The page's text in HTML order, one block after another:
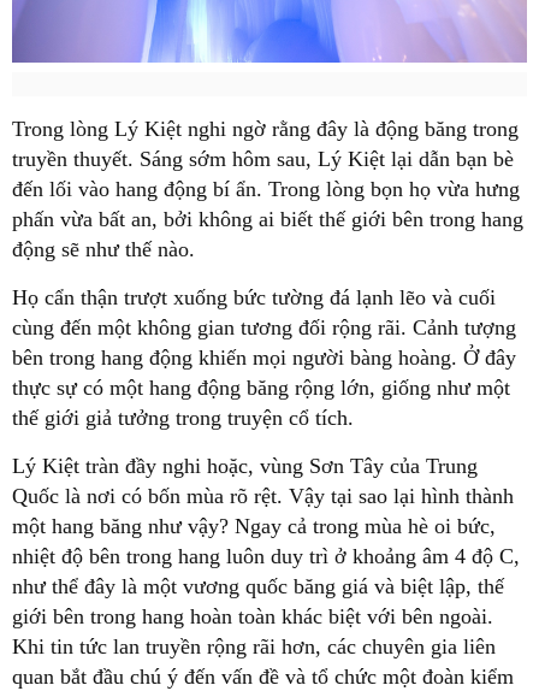
Trong lòng Lý Kiệt nghi ngờ rằng đây là động băng trong
truyền thuyết. Sáng sớm hôm sau, Lý Kiệt lại dẫn bạn bè
đến lối vào hang động bí ẩn. Trong lòng bọn họ vừa hưng
phấn vừa bất an, bởi không ai biết thế giới bên trong hang
động sẽ như thế nào.
Họ cẩn thận trượt xuống bức tường đá lạnh lẽo và cuối
cùng đến một không gian tương đối rộng rãi. Cảnh tượng
bên trong hang động khiến mọi người bàng hoàng. Ở đây
thực sự có một hang động băng rộng lớn, giống như một
thế giới giả tưởng trong truyện cổ tích.
Lý Kiệt tràn đầy nghi hoặc, vùng Sơn Tây của Trung
Quốc là nơi có bốn mùa rõ rệt. Vậy tại sao lại hình thành
một hang băng như vậy? Ngay cả trong mùa hè oi bức,
nhiệt độ bên trong hang luôn duy trì ở khoảng âm 4 độ C,
như thể đây là một vương quốc băng giá và biệt lập, thế
giới bên trong hang hoàn toàn khác biệt với bên ngoài.
Khi tin tức lan truyền rộng rãi hơn, các chuyên gia liên
quan bắt đầu chú ý đến vấn đề và tổ chức một đoàn kiểm